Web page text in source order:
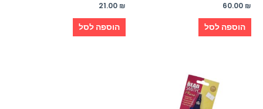
60.00 ₪
הוספה לסל
21.00 ₪
הוספה לסל